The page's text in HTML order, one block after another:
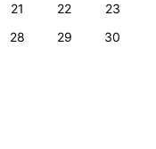
21 22
23
28 29
30